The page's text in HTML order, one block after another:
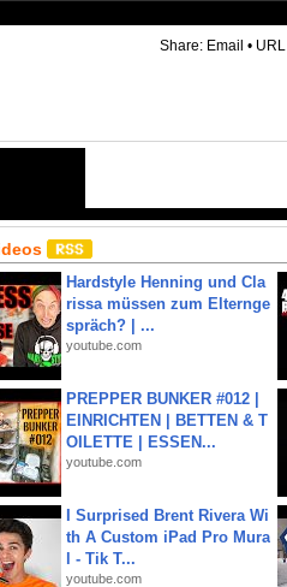
Share: Email • URL
Hardstyle Henning und Cla
rissa müssen zum Elternge
spräch? | ...
youtube.com
PREPPER BUNKER #012 |
EINRICHTEN | BETTEN & T
OILETTE | ESSEN...
youtube.com
I Surprised Brent Rivera Wi
th A Custom iPad Pro Mura
l - Tik T...
youtube.com